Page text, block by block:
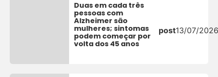
Duas em cada três
pessoas com
Alzheimer são
mulheres; sintomas
podem começar por
volta dos 45 anos
post13/07/2026